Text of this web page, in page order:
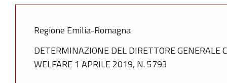
Regione Emilia-Romagna
DETERMINAZIONE DEL DIRETTORE GENERALE
WELFARE 1 APRILE 2019, N. 5793